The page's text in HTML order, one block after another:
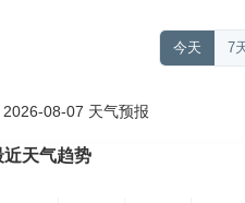
今天 7
08-07 天气预报
近天气趋势